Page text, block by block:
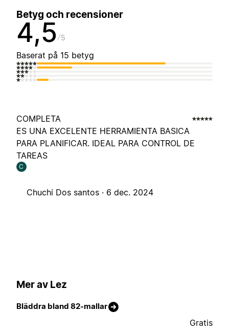
Betyg och recensioner
4,5 5
Baserat på 15 betyg
COMPLETA
ES UNA EXCELENTE HERRAMIENTA BASICA
PARA PLANIFICAR. IDEAL PARA CONTROL DE
TAREAS
C
Chuchi Dos santos · 6 dec. 2024
Mer av Lez
Bläddra bland 82-mallar
Gratis